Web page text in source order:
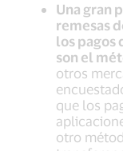
Una gran
remesas
los pagos
son el
otros
que los
otro